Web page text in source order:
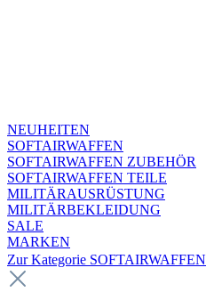
NEUHEITEN
SOFTAIRWAFFEN
SOFTAIRWAFFEN ZUBEHÖR
SOFTAIRWAFFEN TEILE
MILITÄRAUSRÜSTUNG
MILITÄRBEKLEIDUNG
SALE
MARKEN
Zur Kategorie SOFTAIRWAFFEN